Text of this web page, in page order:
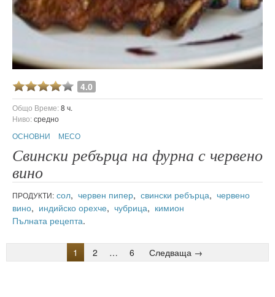
4.0
Общо Време:8 ч.
Ниво:средно
ОСНОВНИ
МЕСО
Свински ребърца на фурна с червено
вино
ПРОДУКТИ: сол, червен пипер, свински ребърца, червено
вино, индийско орехче, чубрица, кимион
Пълната рецепта.
1 2 … 6 Следваща →